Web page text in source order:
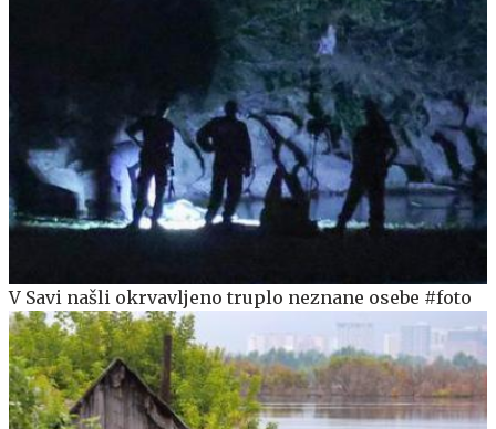
V Savi našli okrvavljeno truplo neznane osebe #foto